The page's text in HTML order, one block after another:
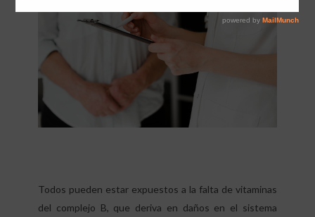
Todos pueden estar expuestos a la falta de vitaminas
del complejo B, que deriva en daños en el sistema